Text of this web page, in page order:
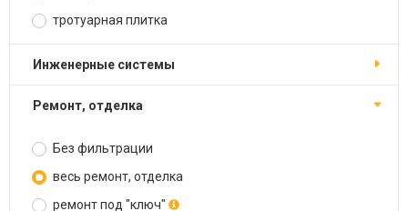
тротуарная плитка
инженерные системы
ремонт, отделка
Без фильтрации
весь ремонт, отделка
ремонт под "ключ"